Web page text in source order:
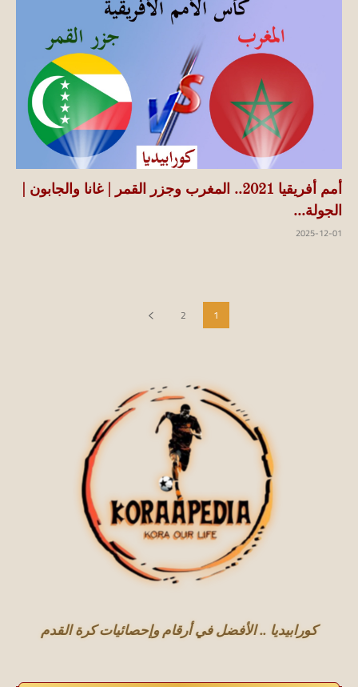
أمم أفريقيا 2021.. المغرب وجزر القمر | غانا والجابون |
الجولة...
2025-12-01
1
2
كورابيديا .. الأفضل في أرقام وإحصائيات كرة القدم